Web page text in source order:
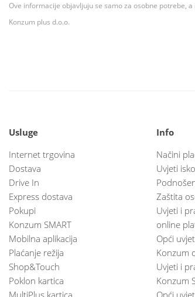
Ove informacije objavljuju se samo za osobne potrebe,
Konzum plus d.o.o.
Usluge
Internet trgovina
Dostava
Drive In
Express dostava
Pokupi
Konzum SMART
Mobilna aplikacija
Plaćanje režija
Shop&Touch
Poklon kartica
MultiPlus kartica
Info
Načini
Uvjeti
Zaštita
Uvjeti i
online
Opći
Konzum
Uvjeti i
Konzum
Opći